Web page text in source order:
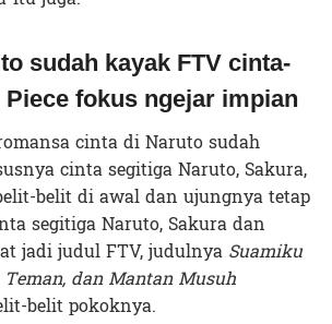
sudah kayak FTV cinta-
Piece fokus ngejar impian
cinta di Naruto sudah
cinta segitiga Naruto, Sakura,
belit di awal dan ujungnya tetap
segitiga Naruto, Sakura dan
jadi judul FTV, judulnya Suamiku
dan Mantan Musuh
belit pokoknya.